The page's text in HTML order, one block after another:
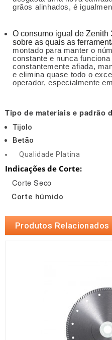
grãos alinhados, é
O consumo igual de Zenith
sobre as quais as
montado para manter o
constante e nunca
constantemente afiada,
e elimina quase todo o
operador, especialmente
Tipo de materiais e padrão
Tijolo
Betão
Qualidade Platina
Indicações de Corte:
Corte Seco
Corte húmido
Produtos Relacionados